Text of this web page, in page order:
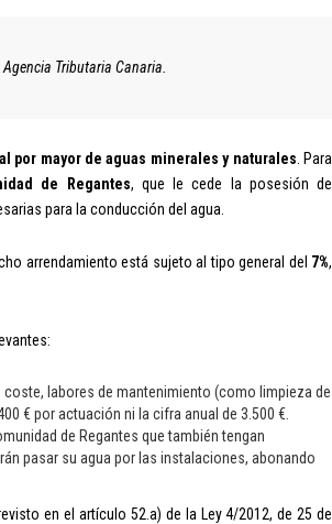
Agencia Tributaria Canaria.
por mayor de aguas minerales y naturales . Para
de Regantes, que le cede la posesión de
para la conducción del agua.
arrendamiento está sujeto al tipo general del 7%,
labores de mantenimiento (como limpieza de
€ por actuación ni la cifra anual de 3.500 €.
de Regantes que también tengan
pasar su agua por las instalaciones, abonando
en el artículo 52.a) de la Ley 4/2012, de 25 de